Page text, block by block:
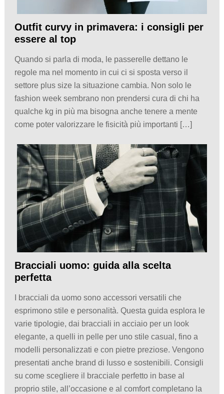
Outfit curvy in primavera: i consigli per
essere al top
Quando si parla di moda, le passerelle dettano le
regole ma nel momento in cui ci si sposta verso il
settore plus size la situazione cambia. Non solo le
fashion week sembrano non prendersi cura di chi ha
qualche kg in più ma bisogna anche tenere a mente
come poter valorizzare le fisicità più importanti […]
Bracciali uomo: guida alla scelta
perfetta
I bracciali da uomo sono accessori versatili che
esprimono stile e personalità. Questa guida esplora le
varie tipologie, dai bracciali in acciaio per un look
elegante, a quelli in pelle per uno stile casual, fino a
modelli personalizzati e con pietre preziose. Vengono
presentati anche brand di lusso e sostenibili. Consigli
su come scegliere il bracciale perfetto in base al
proprio stile, all’occasione e al comfort completano la